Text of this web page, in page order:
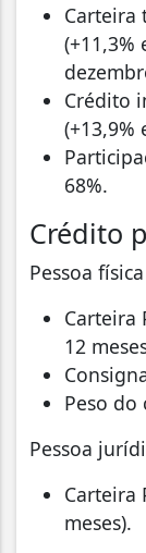
Carteira
(+11,3%
Crédito
(+13,9%
68%.
Crédito
Pessoa física
Carteira
12
Peso do
Pessoa
Carteira
meses).